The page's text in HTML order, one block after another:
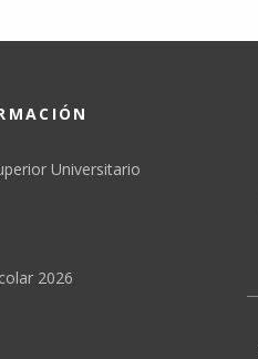
Universitario
2026